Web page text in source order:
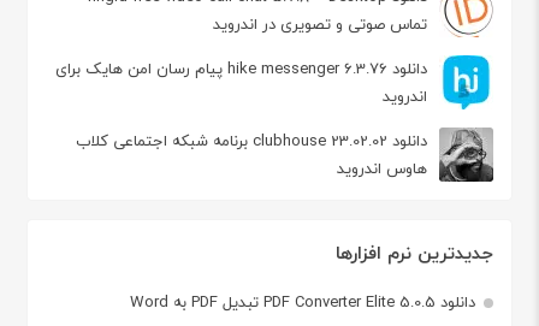
تماس صوتی و تصویری در اندروید
دانلود hike messenger 6.3.76 پیام‌ رسان‌ امن هایک برای
اندروید
دانلود clubhouse 23.02.02 برنامه شبکه اجتماعی کلاب
هاوس اندروید
جدیدترین نرم افزارها
دانلود PDF Converter Elite 5.0.5 تبدیل PDF به Word